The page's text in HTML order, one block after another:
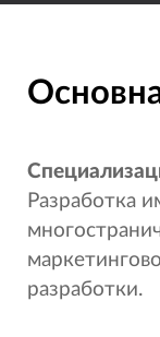
Разработка
разработки.